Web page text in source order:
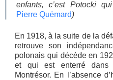
enfants, c’est Potocki
Pierre Quémard)
En 1918, à la suite de la
retrouve son
polonais qui décède en
et qui est enterré dans
Montrésor. En l’absence